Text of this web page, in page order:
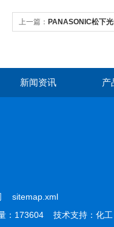
上一篇： PANASONIC松下
新闻资讯 产
sitemap.xml
：173604 技术支持： 化工